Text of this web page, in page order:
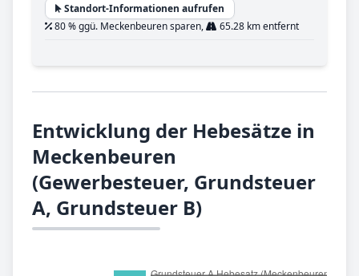
Standort-Informationen aufrufen
80 % ggü. Meckenbeuren sparen,
65.28 km entfernt
Entwicklung der Hebesätze in
Meckenbeuren
(Gewerbesteuer, Grundsteuer
A, Grundsteuer B)